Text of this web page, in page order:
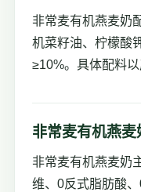
非常麦有机燕麦奶
机菜籽油、柠檬酸
≥10%。具体配料以
非常麦有机燕麦
非常麦有机燕麦奶
维、0反式脂肪酸